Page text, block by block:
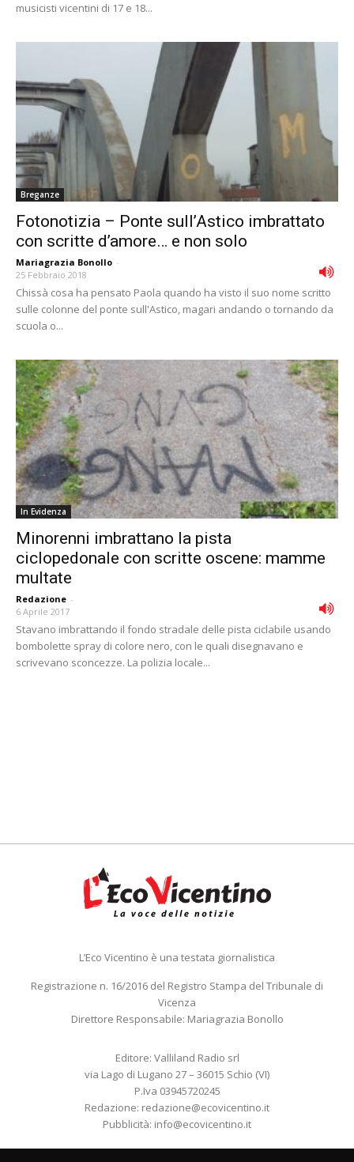
musicisti vicentini di 17 e 18...
Breganze
Fotonotizia – Ponte sull’Astico imbrattato
con scritte d’amore… e non solo
Mariagrazia Bonollo -
25 Febbraio 2018
Chissà cosa ha pensato Paola quando ha visto il suo nome scritto
sulle colonne del ponte sull'Astico, magari andando o tornando da
scuola o...
In Evidenza
Minorenni imbrattano la pista
ciclopedonale con scritte oscene: mamme
multate
Redazione -
6 Aprile 2017
Stavano imbrattando il fondo stradale delle pista ciclabile usando
bombolette spray di colore nero, con le quali disegnavano e
scrivevano sconcezze. La polizia locale...
L’Eco Vicentino è una testata giornalistica
Registrazione n. 16/2016 del Registro Stampa del Tribunale di
Vicenza
Direttore Responsabile: Mariagrazia Bonollo
Editore: Valliland Radio srl
via Lago di Lugano 27 – 36015 Schio (VI)
P.Iva 03945720245
Redazione: redazione@ecovicentino.it
Pubblicità: info@ecovicentino.it